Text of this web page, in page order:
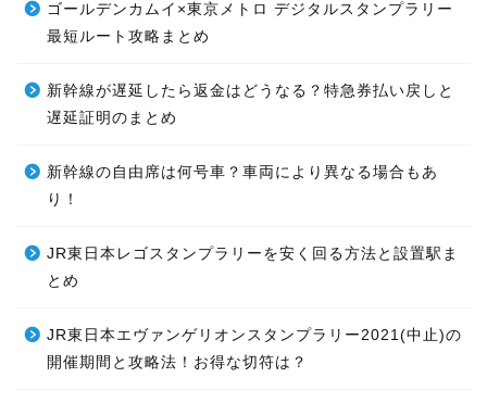
ゴールデンカムイ×東京メトロ デジタルスタンプラリー
最短ルート攻略まとめ
新幹線が遅延したら返金はどうなる？特急券払い戻しと
遅延証明のまとめ
新幹線の自由席は何号車？車両により異なる場合もあ
り！
JR東日本レゴスタンプラリーを安く回る方法と設置駅ま
とめ
JR東日本エヴァンゲリオンスタンプラリー2021(中止)の
開催期間と攻略法！お得な切符は？